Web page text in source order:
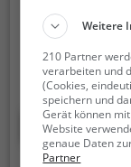
Der
Wietzendorf
einen
für alle die
mehrere
eine Welt
Mehr
Weitere
210 Partner
verarbeiten und
(Cookies,
speichern und
Gerät können
Website
genaue Daten
Partner